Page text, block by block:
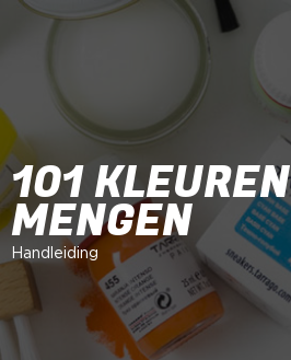
101 KLEUREN
MENGEN
Handleiding